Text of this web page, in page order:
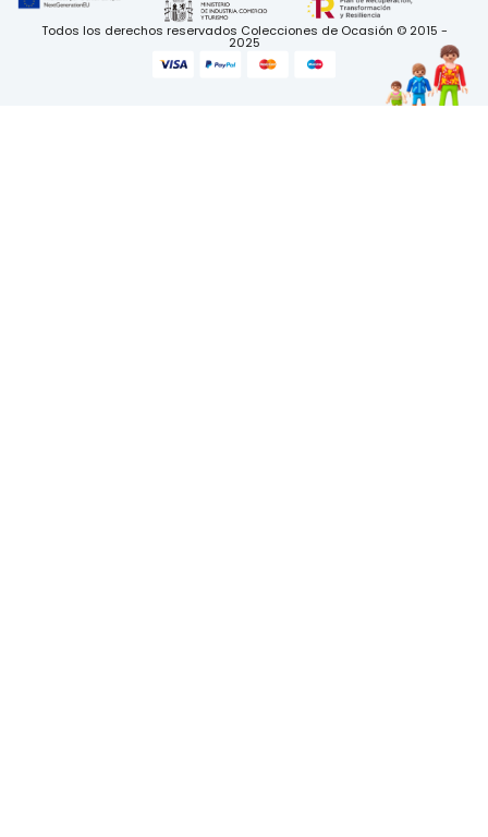
Todos los derechos reservados Colecciones de Ocasión © 2015 -
2025